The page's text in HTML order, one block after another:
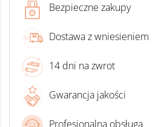
Bezpieczne zakupy
Dostawa z wniesieniem
14 dni na zwrot
Gwarancja jakości
Profesjonalna obsługa